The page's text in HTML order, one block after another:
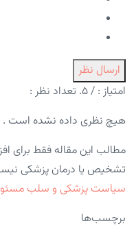
ارسال نظر
امتیاز : / ۵. تعداد نظر :
هیچ نظری داده نشده است .
مطالب این مقاله فقط برای
تشخیص یا درمان پزشکی
سیاست پزشکی و سلب
برچسب‌ها